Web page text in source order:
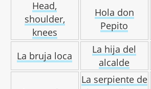
Head,
shoulder,
knees
Hola don
Pepito
La bruja loca
La hija del
alcalde
La serpiente de